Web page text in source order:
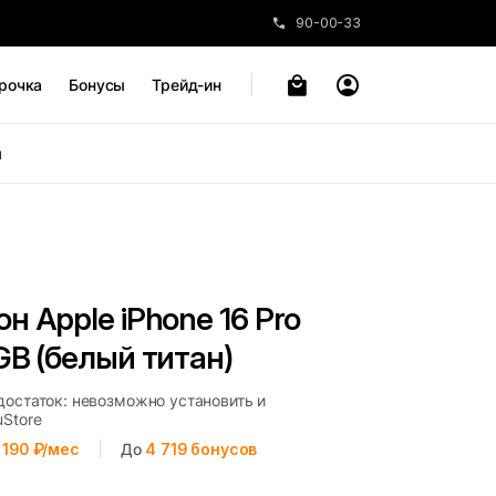
90-00-33
Бонусы Трейд-ин
Apple iPhone 16 Pro
(белый титан)
невозможно установить и
₽/мес До 4 719бонусов